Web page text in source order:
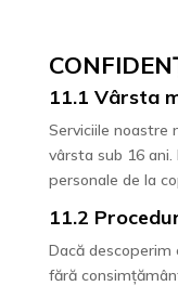
11.1 Vârsta
Serviciile noastre
vârsta sub 16
personale de la
11.2
Dacă
fără